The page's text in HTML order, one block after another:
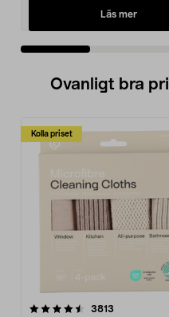
Läs mer
Ovanligt bra
Kolla priset
3813
4.0av 5 stjärnor